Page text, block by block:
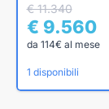
€ 11.340
€ 9.560
da 114€ al mese
1 disponibili